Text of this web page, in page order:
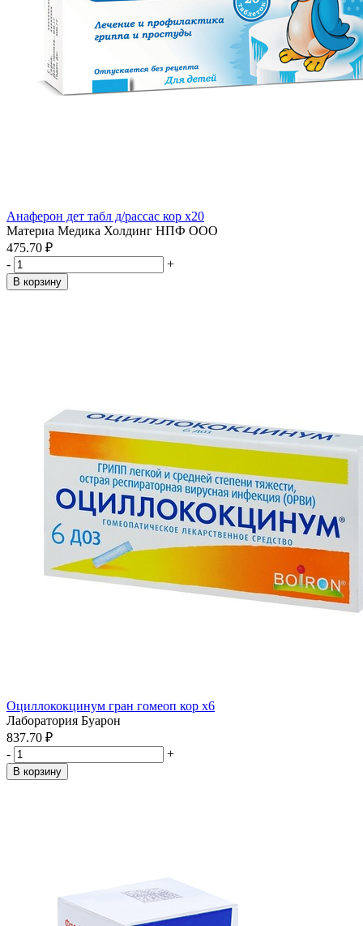
Анаферон дет табл д/рассас кор x20
Материа Медика Холдинг НПФ ООО
475.70 ₽
-
+
В корзину
Оциллококцинум гран гомеоп кор x6
Лаборатория Буарон
837.70 ₽
-
+
В корзину